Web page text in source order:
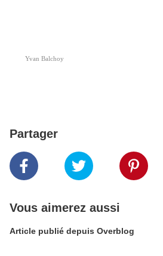
Yvan Balchoy
Partager
Vous aimerez aussi
Article publié depuis Overblog